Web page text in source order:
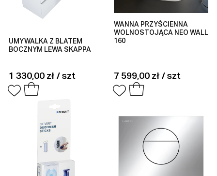
UMYWALKA Z BLATEM
BOCZNYM LEWA SKAPPA
1 330,00 zł / szt
WANNA PRZYŚCIENNA
WOLNOSTOJĄCA NEO WALL
160
7 599,00 zł / szt